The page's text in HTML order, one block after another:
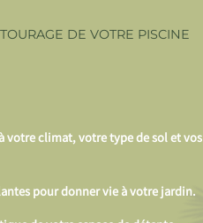
DE VOTRE PISCINE
votre climat, votre type de sol et vos
pour donner vie à votre jardin.